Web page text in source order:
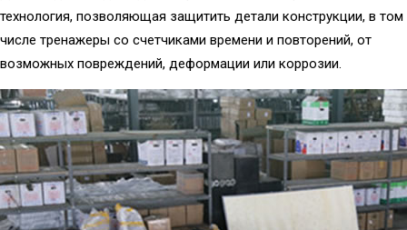
технология, позволяющая защитить детали конструкции, в том
числе тренажеры со счетчиками времени и повторений, от
возможных повреждений, деформации или коррозии.